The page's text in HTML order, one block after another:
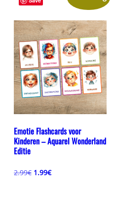
Emotie Flashcards voor
Kinderen – Aquarel Wonderland
Editie
2.99€ Oorspronkelijke
1.99€Huidige